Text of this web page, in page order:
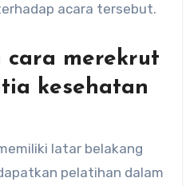
acara tersebut.
cara merekrut
kesehatan
latar belakang
pelatihan dalam